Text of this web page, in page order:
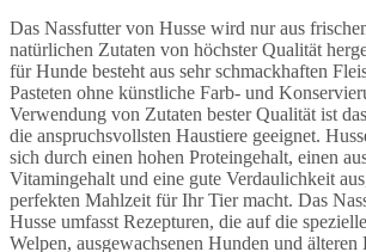
Das Nassfutter von Husse wird nur aus
natürlichen Zutaten von höchster Qualität
für Hunde besteht aus sehr schmackhaften
Pasteten ohne künstliche Farb- und
Verwendung von Zutaten bester Qualität ist
die anspruchsvollsten Haustiere geeignet.
sich durch einen hohen Proteingehalt, einen
Vitamingehalt und eine gute Verdaulichkeit
perfekten Mahlzeit für Ihr Tier macht. Das
Husse umfasst Rezepturen, die auf die
Welpen, ausgewachsenen Hunden und älteren